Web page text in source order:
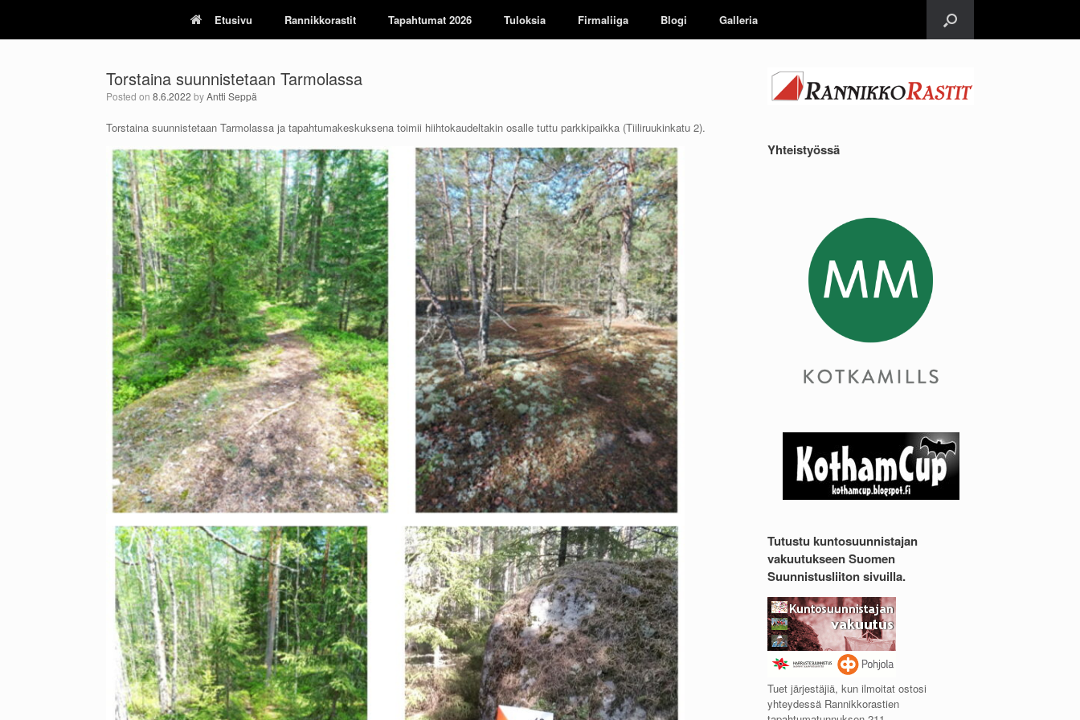
content
Etusivu Rannikkorastit Tapahtumat 2026 Tuloksia Firmaliiga Blogi Galleria
Torstaina suunnistetaan Tarmolassa
Posted on 8.6.2022 byAntti Seppä
Torstaina suunnistetaan Tarmolassa ja tapahtumakeskuksena toimii hiihtokaudeltakin osalle tuttu parkkipaikka (Tiiliruukinkatu 2).
Yhteistyössä
Tutustu kuntosuunnistajan
vakuutukseen Suomen
Suunnistusliiton sivuilla.
Tuet järjestäjiä, kun ilmoitat ostosi
yhteydessä Rannikkorastien